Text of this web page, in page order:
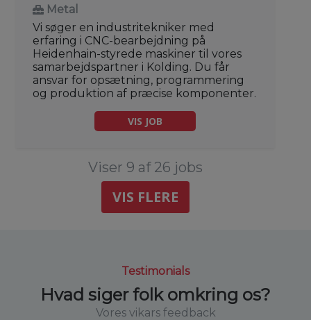
Metal
Vi søger en industritekniker med
erfaring i CNC-bearbejdning på
Heidenhain-styrede maskiner til vores
samarbejdspartner i Kolding. Du får
ansvar for opsætning, programmering
og produktion af præcise komponenter.
VIS JOB
Viser 9 af 26 jobs
VIS FLERE
Testimonials
Hvad siger folk omkring os?
Vores vikars feedback